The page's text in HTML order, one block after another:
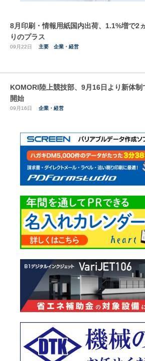
8月印刷・情報用紙国内出荷、1.1%増で2
りのプラス
09月22日 主要 企業・経営
KOMORI陸上競技部、9月16日より新体制
開始
09月16日 企業・経営